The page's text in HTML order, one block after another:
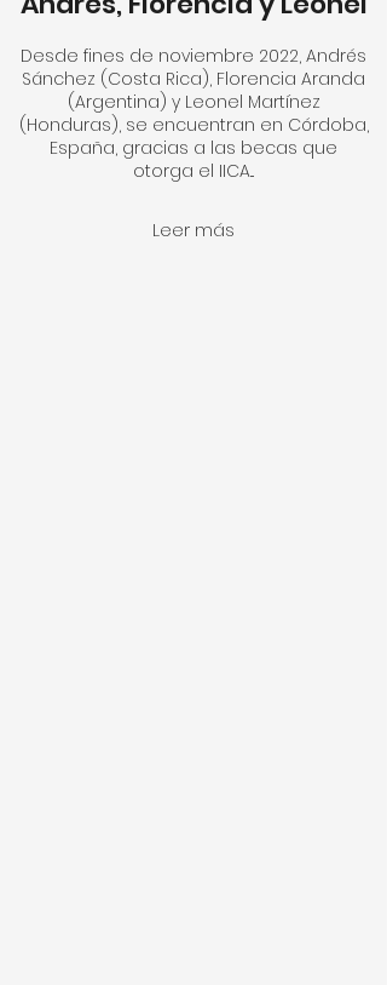
Desde fines de noviembre 2022, Andrés
Sánchez (Costa Rica), Florencia Aranda
(Argentina) y Leonel Martínez
(Honduras), se encuentran en Córdoba,
España, gracias a las becas que
otorga el IICA...
Leer más